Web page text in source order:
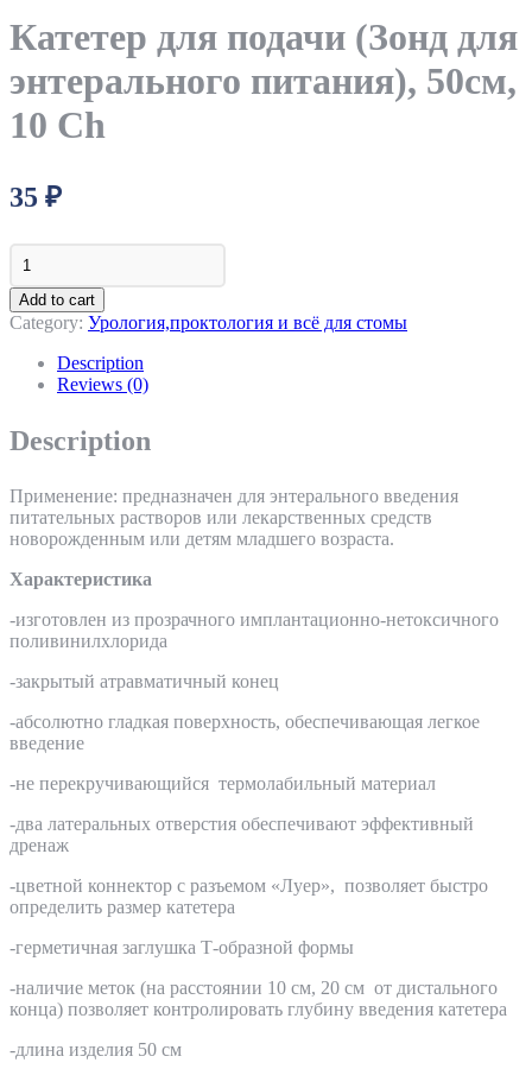
Катетер для подачи (Зонд для
энтерального питания), 50см,
10 Ch
35 ₽
Катетер
для
подачи
(Зонд
энтерального
питания),
Ch
Add to cart
Category: Урология,проктология и всё для стомы
Description
Reviews (0)
Description
Применение: предназначен для энтерального введения
питательных растворов или лекарственных средств
новорожденным или детям младшего возраста.
Характеристика
-изготовлен из прозрачного имплантационно-нетоксичного
поливинилхлорида
-закрытый атравматичный конец
-абсолютно гладкая поверхность, обеспечивающая легкое
введение
-не перекручивающийся термолабильный материал
-два латеральных отверстия обеспечивают эффективный
дренаж
-цветной коннектор с разъемом «Луер», позволяет быстро
определить размер катетера
-герметичная заглушка Т-образной формы
-наличие меток (на расстоянии 10 см, 20 см от дистального
конца) позволяет контролировать глубину введения катетера
-длина изделия 50 см